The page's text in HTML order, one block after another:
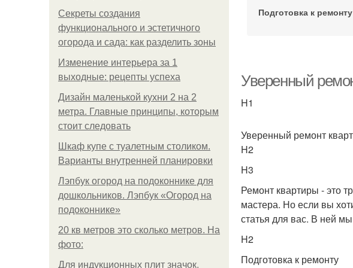
Секреты создания
функционального и эстетичного
огорода и сада: как разделить зоны
Изменение интерьера за 1
выходные: рецепты успеха
Дизайн маленькой кухни 2 на 2
метра. Главные принципы, которым
стоит следовать
Шкаф купе с туалетным столиком.
Варианты внутренней планировки
Лэпбук огород на подоконнике для
дошкольников. Лэпбук «Огород на
подоконнике»
20 кв метров это сколько метров. На
фото:
Для индукционных плит значок.
Подготовка к ремонту
Уверенный
H1
Уверенный ремонт
H2
H3
Ремонт квартиры - это
мастера. Но если вы
статья для вас. В ней
H2
Подготовка к ремонту